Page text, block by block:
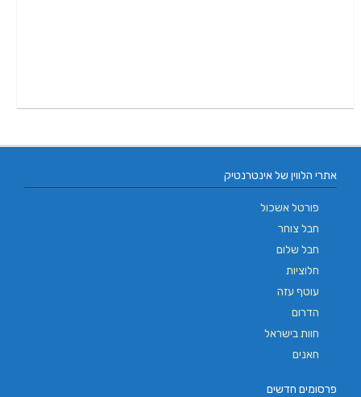
אתרי הלווין של אינטרנטיק
פורטל אשכול
חבל צוחר
חבל שלום
חלוציות
עוטף עזה
הדרום
חוות בישראל
חאנים
פרסומים חדשים